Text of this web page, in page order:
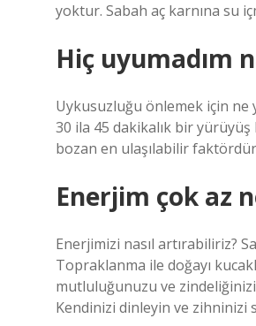
yoktur. Sabah aç karnına su
Hiç uyumadım
Uykusuzluğu önlemek için ne
30 ila 45 dakikalık bir
bozan en ulaşılabilir
Enerjim çok az
Enerjimizi nasıl artırabiliriz?
Topraklanma ile doğayı
mutluluğunuzu ve zindeliğinizi
Kendinizi dinleyin ve zihninizi